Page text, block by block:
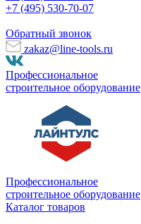
+7 (495) 530-70-07
Обратный звонок
zakaz@line-tools.ru
Профессиональное
строительное оборудование
Профессиональное
строительное оборудование
Каталог товаров